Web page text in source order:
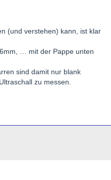
(und verstehen) kann, ist klar
… mit der Pappe unten
sind damit nur blank
zu messen.